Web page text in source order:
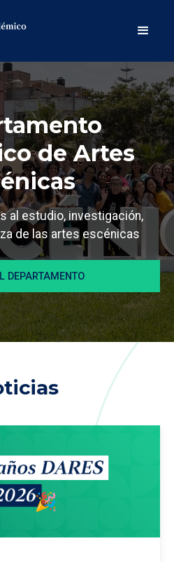
de Artes
al estudio, investigación,
de las artes escénicas
DEPARTAMENTO